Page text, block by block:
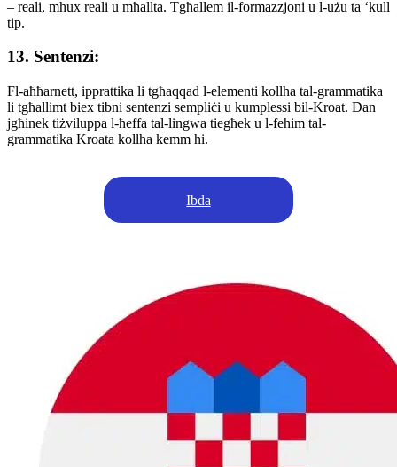
– reali, mhux reali u mħallta. Tgħallem il-formazzjoni u l-użu ta ‘kull
tip.
13. Sentenzi:
Fl-aħħarnett, ipprattika li tgħaqqad l-elementi kollha tal-grammatika
li tgħallimt biex tibni sentenzi sempliċi u kumplessi bil-Kroat. Dan
jgħinek tiżviluppa l-ħeffa tal-lingwa tiegħek u l-fehim tal-
grammatika Kroata kollha kemm hi.
Ibda